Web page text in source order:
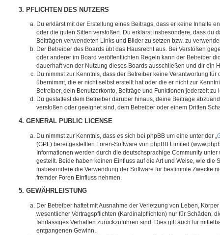
3. PFLICHTEN DES NUTZERS
Du erklärst mit der Erstellung eines Beitrags, dass er keine Inhalte
oder die guten Sitten verstoßen. Du erklärst insbesondere, dass du
Beiträgen verwendeten Links und Bilder zu setzen bzw. zu
Der Betreiber des Boards übt das Hausrecht aus. Bei Verstößen
oder anderer im Board veröffentlichten Regeln kann der Betreiber
dauerhaft von der Nutzung dieses Boards ausschließen und dir ein
Du nimmst zur Kenntnis, dass der Betreiber keine Verantwortung für
übernimmt, die er nicht selbst erstellt hat oder die er nicht zur
Betreiber, dein Benutzerkonto, Beiträge und Funktionen jederzeit zu
Du gestattest dem Betreiber darüber hinaus, deine Beiträge
verstoßen oder geeignet sind, dem Betreiber oder einem Dritten
4. GENERAL PUBLIC LICENSE
Du nimmst zur Kenntnis, dass es sich bei phpBB um eine unter der „
(GPL) bereitgestellten Foren-Software von phpBB Limited
Informationen werden durch die deutschsprachige Community unter
gestellt. Beide haben keinen Einfluss auf die Art und Weise, wie die
insbesondere die Verwendung der Software für bestimmte Zwecke
fremder Foren Einfluss nehmen.
5. GEWÄHRLEISTUNG
Der Betreiber haftet mit Ausnahme der Verletzung von Leben,
wesentlicher Vertragspflichten (Kardinalpflichten) nur für Schäden,
fahrlässiges Verhalten zurückzuführen sind. Dies gilt auch für
entgangenen Gewinn.